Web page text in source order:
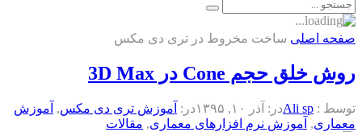
صفحه اصلی ساخت مخروط در تری دی مکس
روش خلق حجم Cone در 3D Max
توسط : Ali spدر: آذر ۱۰, ۱۳۹۵ در: آموزش تری دی مکس, آموزش
معماری, آموزش نرم افزارهای معماری, مقالات